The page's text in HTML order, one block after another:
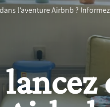
l’aventure Airbnb ?